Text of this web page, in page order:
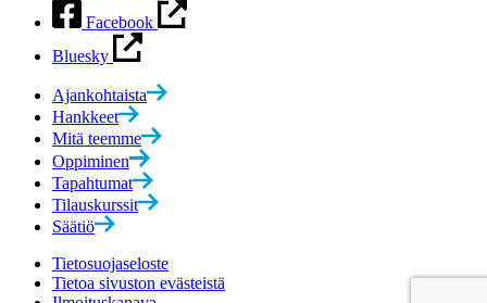
Facebook
Bluesky
Ajankohtaista
Hankkeet
Mitä teemme
Oppiminen
Tapahtumat
Tilauskurssit
Säätiö
Tietosuojaseloste
Tietoa sivuston evästeistä